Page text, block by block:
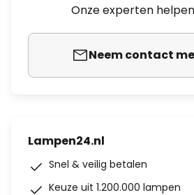
Onze experten
Neem contact
Lampen24.nl
Snel & veilig betalen
Keuze uit 1.200.000 lampen